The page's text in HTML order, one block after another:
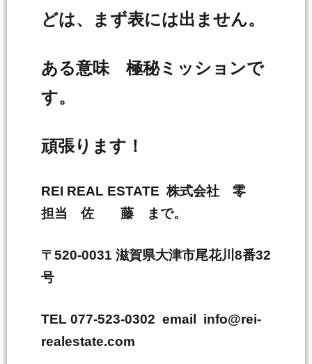
どは、まず表には出ません。
ある意味 極秘ミッションで
す。
頑張ります！
REI REAL ESTATE 株式会社 零
担当 佐 藤 まで。
〒520-0031 滋賀県大津市尾花川8番32
号
TEL 077-523-0302 email info@rei-
realestate.com